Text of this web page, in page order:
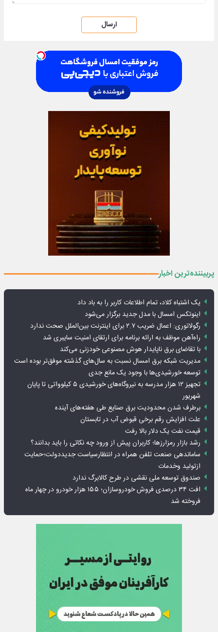
ارسال
پربیننده‌ترین اخبار
یک اشتباه کلاد، تمام اطلاعات کاربر را به باد داد
اینوتکس امسال با مدل جدید برگزار می‌شود
رگولاتوری: اعمال ضریب ۲.۷ برای اینترنت بین‌الملل صحت ندارد
راه‌آهن موظف به ارائه برنامه برای ارتقای امنیت سایبری شد
با تقاضای برق ناپایدار هوش مصنوعی خودزنی می‌کند
مدیریت شبکه برق امسال نسبت به سال‌های گذشته موفق‌تر بوده است
توسعه خورشیدی‌ها با وجود یک مانع جدی
تجهیز ۱۲ هزار مدرسه به نیروگاه‌های خورشیدی ۵ کیلوواتی تا پایان
شهریور
برطرف شدن محدودیت‌ برق صنایع طی هفته‌های آینده
علت افزایش رقم برخی قبوض آب در تابستان
قیمت نفت یک دلار بالا رفت
رشد بازار رمزارزها؛ کاربران پیش از ورود چه نکاتی را باید بدانند؟
ساماندهی صنعت تلفن همراه در انتظارسیاست جدیددولت؛حمایت
ازتولید وخدمات
صندوق توسعه ملی نقشی در طرح کالابرگ ندارد
افت ۳۴ درصدی فروش خودروسازان؛ ۱۵۵ هزار خودرو در چهار ماه
فروخته شد